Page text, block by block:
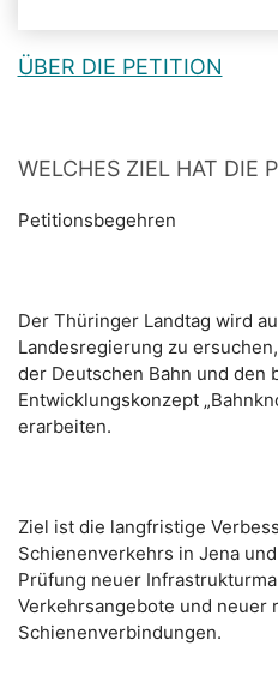
ÜBER DIE PETITION
WELCHES ZIEL HAT DIE
Petitionsbegehren
Der Thüringer Landtag wird
Landesregierung zu
der Deutschen Bahn und den
Entwicklungskonzept
erarbeiten.
Ziel ist die langfristige
Schienenverkehrs in Jena
Prüfung neuer
Verkehrsangebote und neuer
Schienenverbindungen.